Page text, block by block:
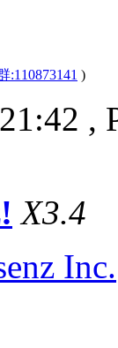
:110873141 )
,
X3.4
Inc.